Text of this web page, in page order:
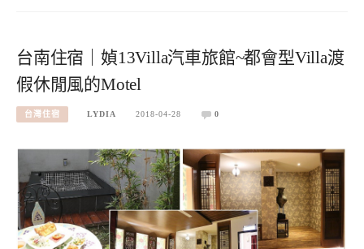
台南住宿｜媜13Villa汽車旅館~都會型Villa渡
假休閒風的Motel
台灣住宿 LYDIA 2018-04-28 0